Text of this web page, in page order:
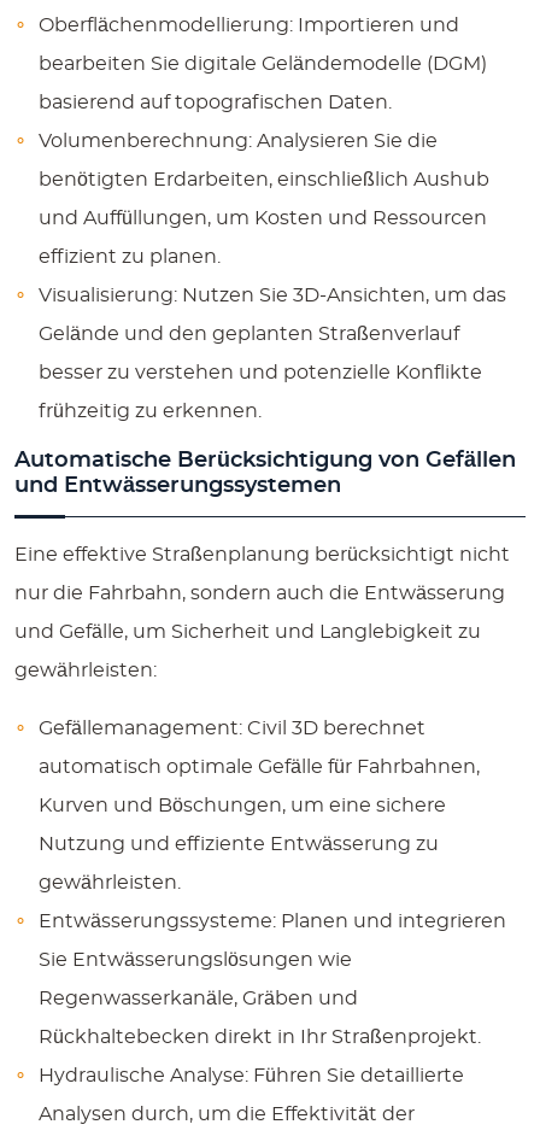
Oberflächenmodellierung: Importieren und
bearbeiten Sie digitale Geländemodelle (DGM)
basierend auf topografischen Daten.
Volumenberechnung: Analysieren Sie die
benötigten Erdarbeiten, einschließlich Aushub
und Auffüllungen, um Kosten und Ressourcen
effizient zu planen.
Visualisierung: Nutzen Sie 3D-Ansichten, um das
Gelände und den geplanten Straßenverlauf
besser zu verstehen und potenzielle Konflikte
frühzeitig zu erkennen.
Automatische Berücksichtigung von Gefällen
und Entwässerungssystemen
Eine effektive Straßenplanung berücksichtigt nicht
nur die Fahrbahn, sondern auch die Entwässerung
und Gefälle, um Sicherheit und Langlebigkeit zu
gewährleisten:
Gefällemanagement: Civil 3D berechnet
automatisch optimale Gefälle für Fahrbahnen,
Kurven und Böschungen, um eine sichere
Nutzung und effiziente Entwässerung zu
gewährleisten.
Entwässerungssysteme: Planen und integrieren
Sie Entwässerungslösungen wie
Regenwasserkanäle, Gräben und
Rückhaltebecken direkt in Ihr Straßenprojekt.
Hydraulische Analyse: Führen Sie detaillierte
Analysen durch, um die Effektivität der